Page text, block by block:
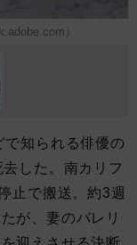
）
知られる俳優の
した。南カリフ
止で搬送。約3週
が、妻のバレリ